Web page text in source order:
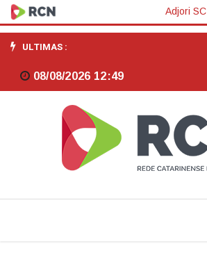
Dólar
tem
nova
queda
sobe
Adjori SC
ULTIMAS :
08/08/2026 12:49